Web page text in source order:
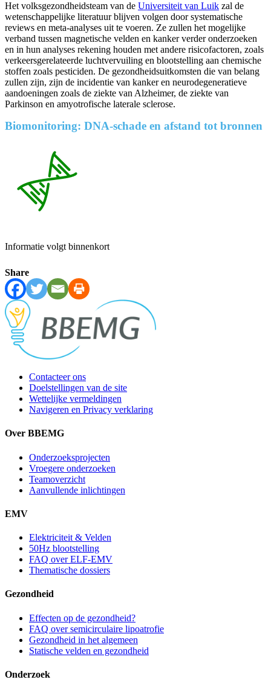
Het volksgezondheidsteam van de Universiteit van Luik zal de
wetenschappelijke literatuur blijven volgen door systematische
reviews en meta-analyses uit te voeren. Ze zullen het mogelijke
verband tussen magnetische velden en kanker verder onderzoeken
en in hun analyses rekening houden met andere risicofactoren, zoals
verkeersgerelateerde luchtvervuiling en blootstelling aan chemische
stoffen zoals pesticiden. De gezondheidsuitkomsten die van belang
zullen zijn, zijn de incidentie van kanker en neurodegeneratieve
aandoeningen zoals de ziekte van Alzheimer, de ziekte van
Parkinson en amyotrofische laterale sclerose.
Biomonitoring: DNA-schade en afstand tot bronnen
Informatie volgt binnenkort
Share
Contacteer ons
Doelstellingen van de site
Wettelijke vermeldingen
Navigeren en Privacy verklaring
Over BBEMG
Onderzoeksprojecten
Vroegere onderzoeken
Teamoverzicht
Aanvullende inlichtingen
EMV
Elektriciteit & Velden
50Hz blootstelling
FAQ over ELF-EMV
Thematische dossiers
Gezondheid
Effecten op de gezondheid?
FAQ over semicirculaire lipoatrofie
Gezondheid in het algemeen
Statische velden en gezondheid
Onderzoek